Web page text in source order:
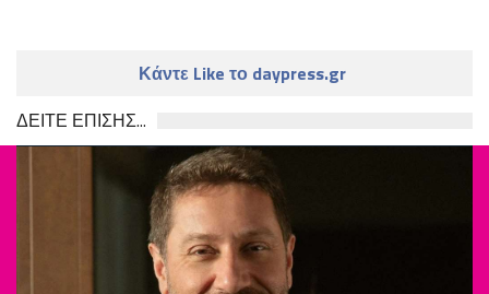
Κάντε Like το daypress.gr
ΔΕΙΤΕ ΕΠΙΣΗΣ...